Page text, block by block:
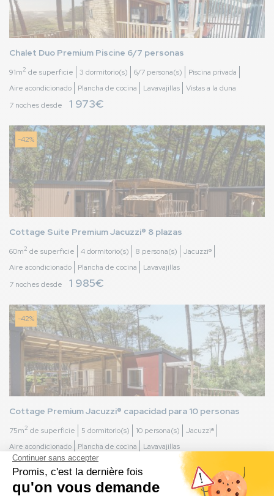
Chalet Duo Premium Piscine 6/7 personas
91m2 de superficie 3 dormitorio(s) 6/7 persona(s)
Piscina privada
Aire acondicionado
Plancha de cocina Lavavajillas
Vistas a la duna
7 noches desde
1 973€
-42%
Cottage Suite Premium Jacuzzi® 8 plazas
60m2 de superficie 4 dormitorio(s) 8 persona(s)
Jacuzzi®
Aire acondicionado
Plancha de cocina
Lavavajillas
7 noches desde
1 985€
-42%
Cottage Premium Jacuzzi® capacidad para 10 personas
75m2 de superficie 5 dormitorio(s) 10 persona(s)
Jacuzzi®
Aire acondicionado
Plancha de cocina Lavavajillas
7 noches desde 2 038€ Reservar